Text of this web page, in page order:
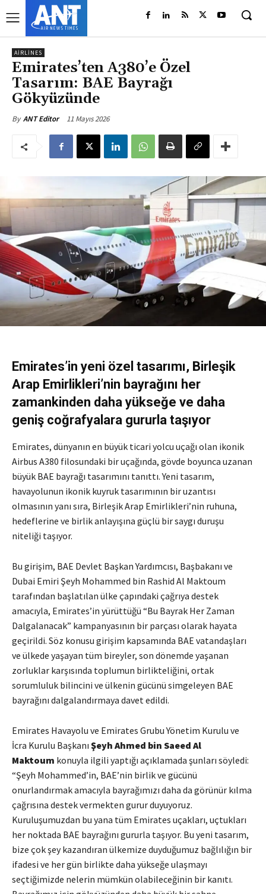
AIRLINES
Emirates’ten A380’e Özel
Tasarım: BAE Bayrağı
Gökyüzünde
By ANT Editor 11 Mayıs 2026
Emirates’in yeni özel tasarımı, Birleşik
Arap Emirlikleri’nin bayrağını her
zamankinden daha yükseğe ve daha
geniş coğrafyalara gururla taşıyor
Emirates, dünyanın en büyük ticari yolcu uçağı olan ikonik
Airbus A380 filosundaki bir uçağında, gövde boyunca uzanan
büyük BAE bayrağı tasarımını tanıttı. Yeni tasarım,
havayolunun ikonik kuyruk tasarımının bir uzantısı
olmasının yanı sıra, Birleşik Arap Emirlikleri’nin ruhuna,
hedeflerine ve birlik anlayışına güçlü bir saygı duruşu
niteliği taşıyor.
Bu girişim, BAE Devlet Başkan Yardımcısı, Başbakanı ve
Dubai Emiri Şeyh Mohammed bin Rashid Al Maktoum
tarafından başlatılan ülke çapındaki çağrıya destek
amacıyla, Emirates’in yürüttüğü “Bu Bayrak Her Zaman
Dalgalanacak” kampanyasının bir parçası olarak hayata
geçirildi. Söz konusu girişim kapsamında BAE vatandaşları
ve ülkede yaşayan tüm bireyler, son dönemde yaşanan
zorluklar karşısında toplumun birlikteliğini, ortak
sorumluluk bilincini ve ülkenin gücünü simgeleyen BAE
bayrağını dalgalandırmaya davet edildi.
Emirates Havayolu ve Emirates Grubu Yönetim Kurulu ve
İcra Kurulu Başkanı Şeyh Ahmed bin Saeed Al
Maktoum konuyla ilgili yaptığı açıklamada şunları söyledi:
“Şeyh Mohammed’in, BAE’nin birlik ve gücünü
onurlandırmak amacıyla bayrağımızı daha da görünür kılma
çağrısına destek vermekten gurur duyuyoruz.
Kuruluşumuzdan bu yana tüm Emirates uçakları, uçtukları
her noktada BAE bayrağını gururla taşıyor. Bu yeni tasarım,
bize çok şey kazandıran ülkemize duyduğumuz bağlılığın bir
ifadesi ve her gün birlikte daha yükseğe ulaşmayı
seçtiğimizde nelerin mümkün olabileceğinin bir kanıtı.